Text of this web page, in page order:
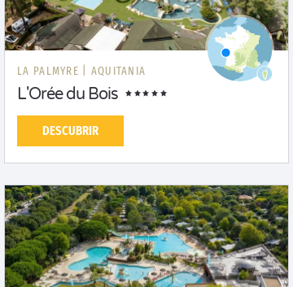
LA PALMYRE | AQUITANIA
L'Orée du Bois
DESCUBRIR